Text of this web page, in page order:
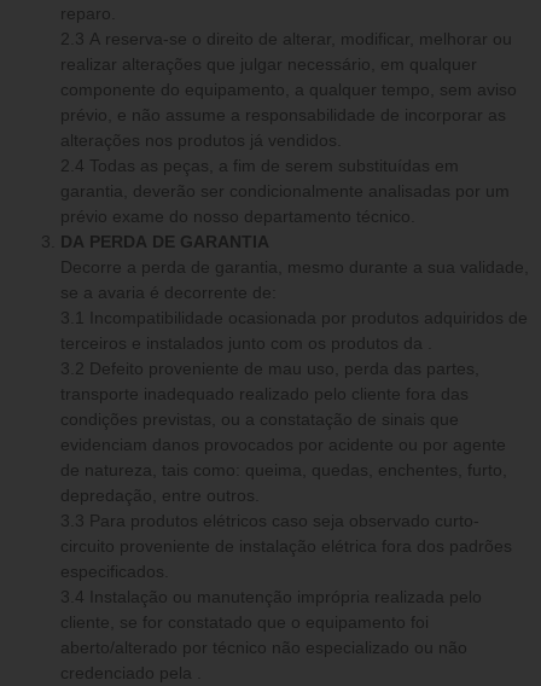
reparo.
2.3 A reserva-se o direito de alterar, modificar, melhorar ou
realizar alterações que julgar necessário, em qualquer
componente do equipamento, a qualquer tempo, sem aviso
prévio, e não assume a responsabilidade de incorporar as
alterações nos produtos já vendidos.
2.4 Todas as peças, a fim de serem substituídas em
garantia, deverão ser condicionalmente analisadas por um
prévio exame do nosso departamento técnico.
DA PERDA DE GARANTIA
Decorre a perda de garantia, mesmo durante a sua validade,
se a avaria é decorrente de:
3.1 Incompatibilidade ocasionada por produtos adquiridos de
terceiros e instalados junto com os produtos da .
3.2 Defeito proveniente de mau uso, perda das partes,
transporte inadequado realizado pelo cliente fora das
condições previstas, ou a constatação de sinais que
evidenciam danos provocados por acidente ou por agente
de natureza, tais como: queima, quedas, enchentes, furto,
depredação, entre outros.
3.3 Para produtos elétricos caso seja observado curto-
circuito proveniente de instalação elétrica fora dos padrões
especificados.
3.4 Instalação ou manutenção imprópria realizada pelo
cliente, se for constatado que o equipamento foi
aberto/alterado por técnico não especializado ou não
credenciado pela .